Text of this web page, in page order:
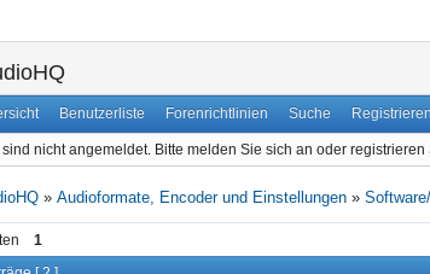
Benutzerliste Forenrichtlinien Suche Registrieren
nicht angemeldet. Bitte melden Sie sich an oder registrieren
»Audioformate, Encoder und Einstellungen »
1